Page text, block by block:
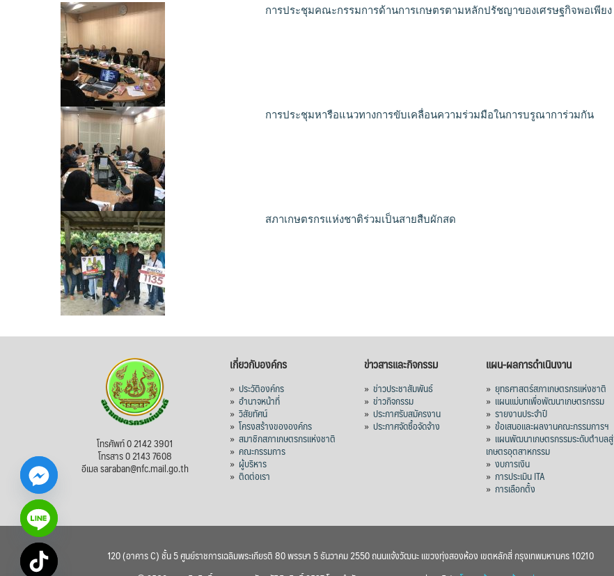
การประชุมคณะกรรมการด้านการเกษตรตามหลักปรัชญาของเศรษฐกิจพอเพียง
การประชุมหารือแนวทางการขับเคลื่อนความร่วมมือในการบรูณาการ่วมกัน
สภาเกษตรกรแห่งชาติร่วมเป็นสายสืบผักสด
โทรศัพท์ 0 2142 3901
โทรสาร 0 2143 7608
อีเมล saraban@nfc.mail.go.th
เกี่ยวกับองค์กร
»ประวัติองค์กร
»อำนาจหน้าที่
»วิสัยทัศน์
»โครงสร้างขององค์กร
»สมาชิกสภาเกษตรกรแห่งชาติ
»คณะกรรมการ
» ผู้บริหาร
»ติดต่อเรา
ข่าวสารและกิจกรรม
»ข่าวประชาสัมพันธ์
»ข่าวกิจกรรม
»ประกาศรับสมัครงาน
»ประกาศจัดซื้อจัดจ้าง
แผน-ผลการดำเนินงาน
» ยุทธศาสตร์สภาเกษตรกรแห่งชาติ
» แผนแม่บทเพื่อพัฒนาเกษตรกรรม
» รายงานประจำปี
» ข้อเสนอและผลงานคณะกรรมการฯ
» แผนพัฒนาเกษตรกรรมระดับตำบลสู่
เกษตรอุตสาหกรรม
» งบการเงิน
» การประเมิน ITA
» การเลือกตั้ง
120 (อาคาร C) ชั้น 5 ศูนย์ราชการเฉลิมพระเกียรติ 80 พรรษา 5 ธันวาคม 2550 ถนนแจ้งวัฒนะ แขวงทุ่งสองห้อง เขตหลักสี่ กรุงเทพมหานคร 10210
chaty